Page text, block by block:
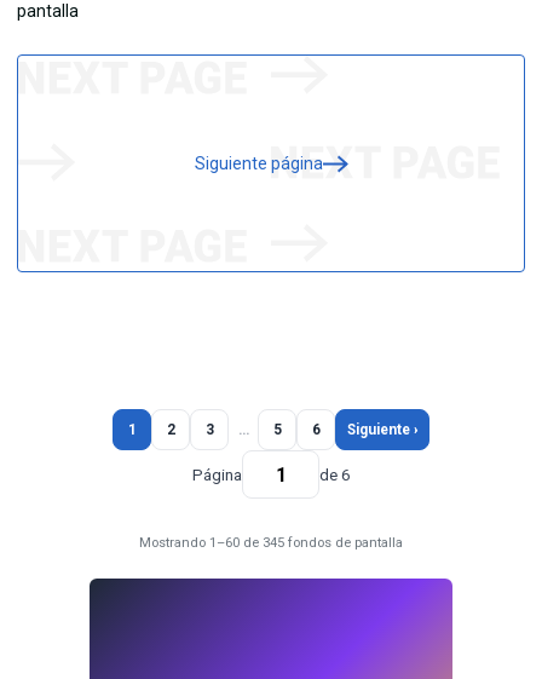
Siguiente página
1 2 3 … 5 6 Siguiente ›
Página de 6
Mostrando 1–60 de 345 fondos de pantalla